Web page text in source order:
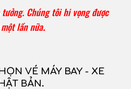
Chúng tôi hi vọng được
lần nữa.
VÉ MÁY BAY - XE
BẢN.